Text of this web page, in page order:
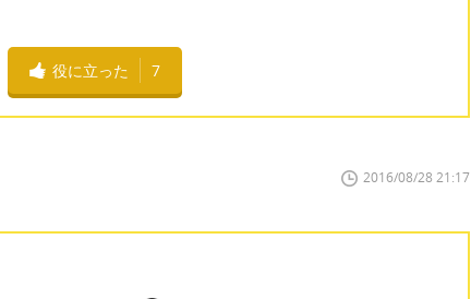
役に立った 7
2016/08/28 21:17